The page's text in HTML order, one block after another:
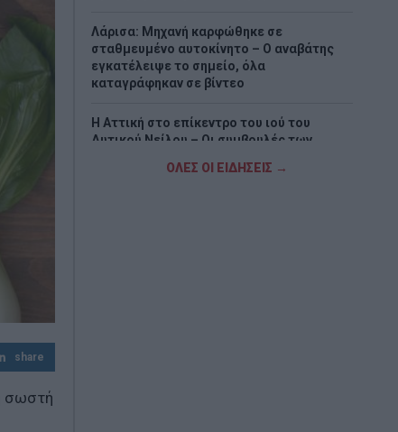
share
σωστή
Λάρισα: Μηχανή καρφώθηκε σε
σταθμευμένο αυτοκίνητο – Ο αναβάτης
εγκατέλειψε το σημείο, όλα
καταγράφηκαν σε βίντεο
Η Αττική στο επίκεντρο του ιού του
Δυτικού Νείλου – Οι συμβουλές των
ΟΛΕΣ ΟΙ ΕΙΔΗΣΕΙΣ →